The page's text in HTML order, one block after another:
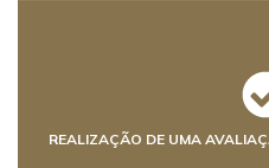
REALIZAÇÃO DE UMA